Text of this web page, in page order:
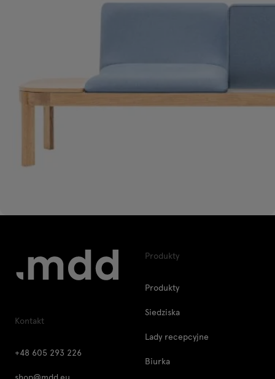
Kontakt
+48 605 293 226
Produkty
Produkty
Siedziska
Lady recepcyjne
Biurka